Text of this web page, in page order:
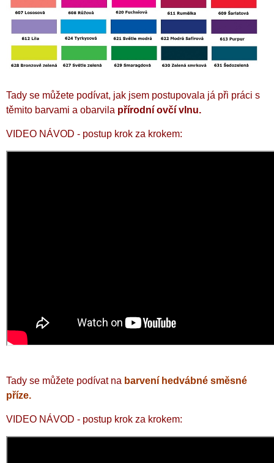
Tady se můžete podívat, jak jsem postupovala já při práci s
těmito barvami a obarvila přírodní ovčí vlnu.
VIDEO NÁVOD - postup krok za krokem:
Tady se můžete podívat na barvení hedvábné směsné
příze.
VIDEO NÁVOD - postup krok za krokem: